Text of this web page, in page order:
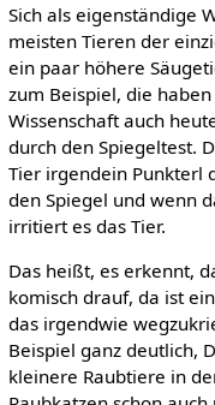
Sich als eigenständige
meisten Tieren der
ein paar höhere
zum Beispiel, die
Wissenschaft auch
durch den Spiegeltest.
Tier irgendein Punkterl
den Spiegel und wenn
irritiert es das Tier.
Das heißt, es erkennt,
komisch drauf, da ist
das irgendwie
Beispiel ganz deutlich,
kleinere Raubtiere in